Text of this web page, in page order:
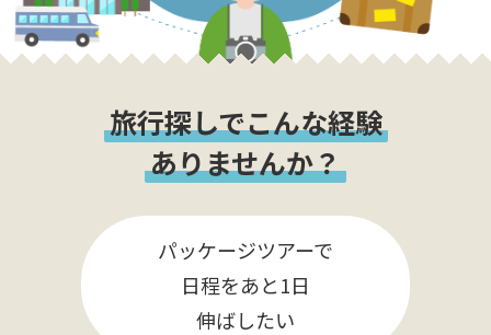
旅行探しでこんな経験
ありませんか？
パッケージツアーで
日程をあと1日
伸ばしたい